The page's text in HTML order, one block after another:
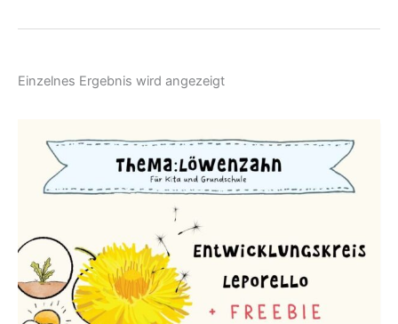
Einzelnes Ergebnis wird angezeigt